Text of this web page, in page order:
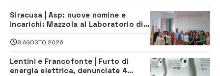
Siracusa | Asp: nuove nomine e
incarichi: Mazzola al Laboratorio di
Servizio Legale
8 AGOSTO 2026
Lentini e Francofonte | Furto di
energia elettrica, denunciate 4